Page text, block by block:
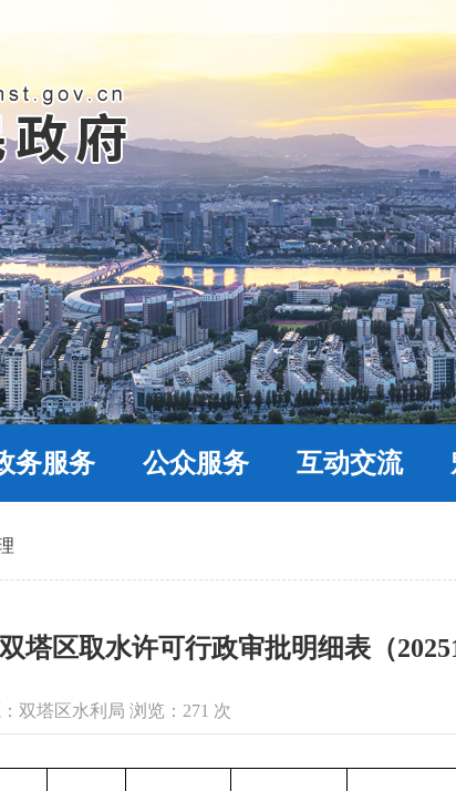
务服务 公众服务 互动交流
双塔区取水许可行政审批明细表（
双塔区水利局 浏览： 271 次